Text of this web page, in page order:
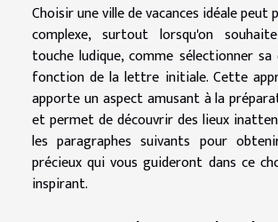
Choisir une ville de vacances idéale
complexe, surtout lorsqu'on
touche ludique, comme sélectionner
fonction de la lettre initiale. Cette
apporte un aspect amusant à la
et permet de découvrir des lieux
les paragraphes suivants pour
précieux qui vous guideront dans ce
inspirant.